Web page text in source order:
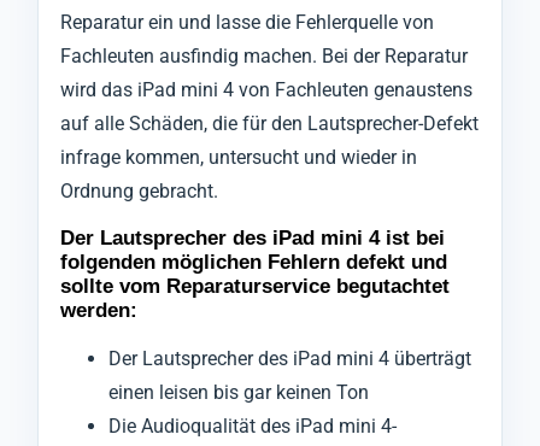
Reparatur ein und lasse die Fehlerquelle von
Fachleuten ausfindig machen. Bei der Reparatur
wird das iPad mini 4 von Fachleuten genaustens
auf alle Schäden, die für den Lautsprecher-Defekt
infrage kommen, untersucht und wieder in
Ordnung gebracht.
Der Lautsprecher des iPad mini 4 ist bei
folgenden möglichen Fehlern defekt und
sollte vom Reparaturservice begutachtet
werden:
Der Lautsprecher des iPad mini 4 überträgt
einen leisen bis gar keinen Ton
Die Audioqualität des iPad mini 4-